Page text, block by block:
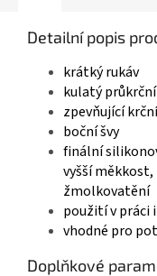
Detailní popis
krátký rukáv
kulatý
zpevňující
boční švy
finální
vyšší
žmolkovatění
použití v práci
vhodné pro
Doplňkové